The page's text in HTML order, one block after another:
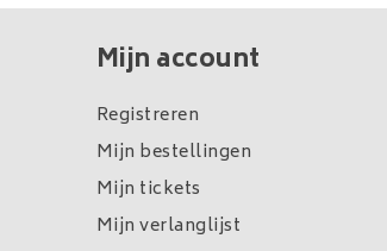
Mijn account
Registreren
Mijn bestellingen
Mijn tickets
Mijn verlanglijst